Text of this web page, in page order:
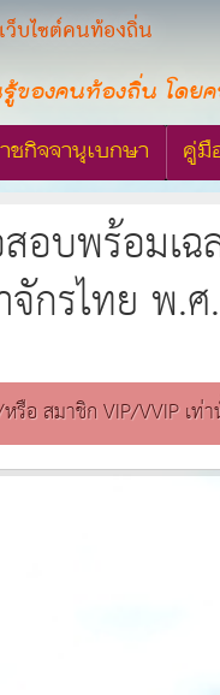
เว็บไซต์คนท้องถิ่น
รู้ของคนท้องถิ่น โด
ชกิจจานุเบกษา คู่มื
อบพร้อมเ
กรไทย พ.
อ สมาชิก VIP/VVIP เ